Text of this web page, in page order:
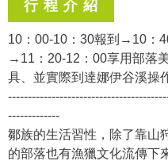
行 程 介 紹
10：00-10：30報到→10：
→11：20-12：00享用部落
具、並實際到達娜伊谷溪操
-------------
鄒族的生活習性，除了靠山
的部落也有漁獵文化流傳下